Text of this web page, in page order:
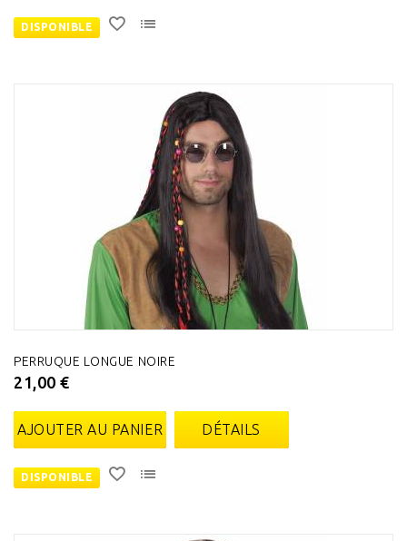
DISPONIBLE
PERRUQUE LONGUE NOIRE
21,00 €
AJOUTER AU PANIER DÉTAILS
DISPONIBLE